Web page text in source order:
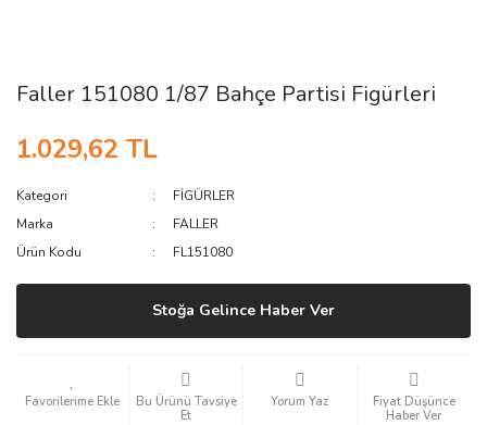
Faller 151080 1/87 Bahçe Partisi Figürleri
1.029,62 TL
Kategori
FİGÜRLER
Marka
FALLER
Ürün Kodu
FL151080
Stoğa Gelince Haber Ver
Bu Ürünü Tavsiye
Et
Yorum Yaz
Fiyat Düşünce
Haber Ver